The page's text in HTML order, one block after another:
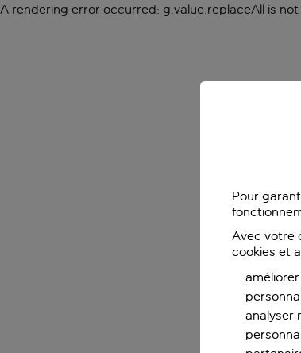
A rendering error occurred: g.value.replaceAll is
Pour
Avec votre
cookies et
analyser